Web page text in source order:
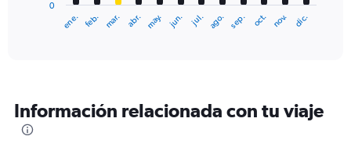
categories.
The
ene. feb. mar. abr. may. jun. jul. ago. sep. oct. nov. dic.
0
Información relacionada con tu viaje